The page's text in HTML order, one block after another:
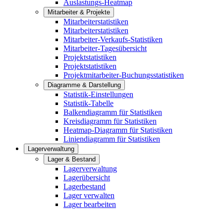
Auslastungs-Heatmap
Mitarbeiter & Projekte
Mitarbeiterstatistiken
Mitarbeiterstatistiken
Mitarbeiter-Verkaufs-Statistiken
Mitarbeiter-Tagesübersicht
Projektstatistiken
Projektstatistiken
Projektmitarbeiter-Buchungsstatistiken
Diagramme & Darstellung
Statistik-Einstellungen
Statistik-Tabelle
Balkendiagramm für Statistiken
Kreisdiagramm für Statistiken
Heatmap-Diagramm für Statistiken
Liniendiagramm für Statistiken
Lagerverwaltung
Lager & Bestand
Lagerverwaltung
Lagerübersicht
Lagerbestand
Lager verwalten
Lager bearbeiten